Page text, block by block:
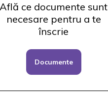
Află ce documente sunt
necesare pentru a te
înscrie
Documente